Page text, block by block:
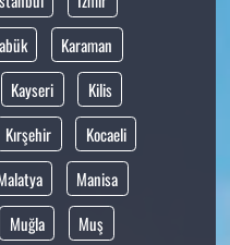
Karaman
Kayseri
Kilis
Kırşehir
Kocaeli
Manisa
Muğla
Muş